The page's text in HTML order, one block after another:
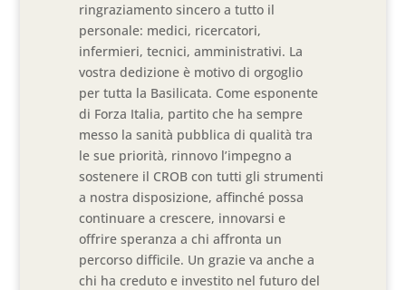
ringraziamento sincero a tutto il
personale: medici, ricercatori,
infermieri, tecnici, amministrativi. La
vostra dedizione è motivo di orgoglio
per tutta la Basilicata. Come esponente
di Forza Italia, partito che ha sempre
messo la sanità pubblica di qualità tra
le sue priorità, rinnovo l’impegno a
sostenere il CROB con tutti gli strumenti
a nostra disposizione, affinché possa
continuare a crescere, innovarsi e
offrire speranza a chi affronta un
percorso difficile. Un grazie va anche a
chi ha creduto e investito nel futuro del